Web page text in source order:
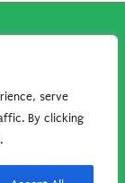
serve
By clicking
idonei.
in questo sito
per gli amanti